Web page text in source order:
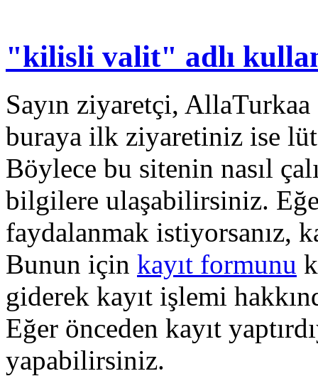
"kilisli valit" adlı
Sayın ziyaretçi,
buraya ilk ziyaretiniz ise
Böylece bu sitenin nasıl
bilgilere ulaşabilirsiniz.
faydalanmak istiyorsanız,
Bunun için kayıt formunu
giderek kayıt işlemi
Eğer önceden kayıt
yapabilirsiniz.